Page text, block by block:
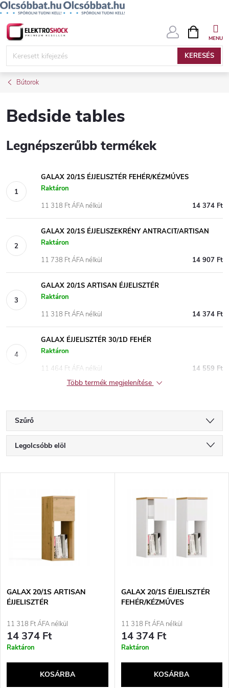
Ugrás
KERESÉS
KOSÁR
Bútorok
Bedside tables
Legnépszerűbb termékek
GALAX 20/1S ÉJJELISZTÉR FEHÉR/KÉZMŰVES
Raktáron
14 374 Ft
11 318 Ft ÁFA nélkül
GALAX 20/1S ÉJJELISZEKRÉNY ANTRACIT/ARTISAN
Raktáron
14 907 Ft
11 738 Ft ÁFA nélkül
GALAX 20/1S ARTISAN ÉJJELISZTÉR
Raktáron
14 374 Ft
11 318 Ft ÁFA nélkül
GALAX ÉJJELISZTÉR 30/1D FEHÉR
Raktáron
14 559 Ft
11 464 Ft ÁFA nélkül
Több termék megjelenítése
Szűrő
T
e
e
k
r
Legolcsóbb elöl
ABC szerint
é
k
e
k
GALAX 20/1S ARTISAN
ÉJJELISZTÉR
11 318 Ft ÁFA nélkül
14 374 Ft
Raktáron
KOSÁRBA
GALAX 20/1S ÉJJELISZTÉR
FEHÉR/KÉZMŰVES
11 318 Ft ÁFA nélkül
14 374 Ft
Raktáron
KOSÁRBA